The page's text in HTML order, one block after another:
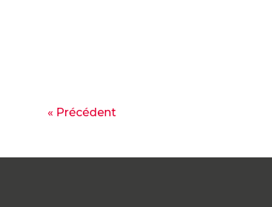
« Précédent